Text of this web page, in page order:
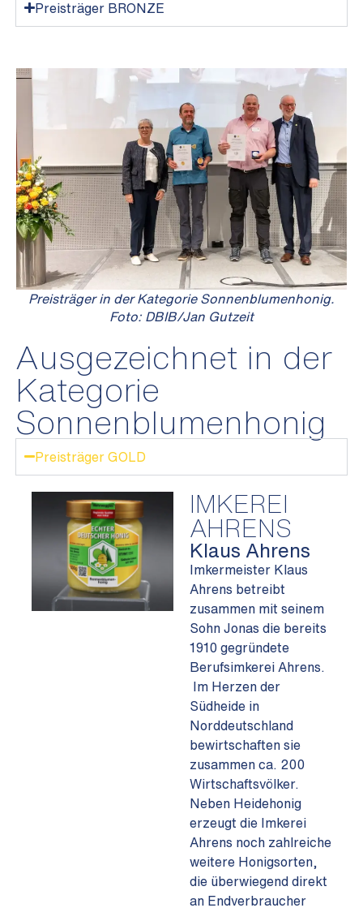
Preisträger BRONZE
Preisträger in der Kategorie Sonnenblumenhonig.
Foto: DBIB/Jan Gutzeit
Ausgezeichnet in der
Kategorie
Sonnenblumenhonig
Preisträger GOLD
IMKEREI
AHRENS
Klaus Ahrens
Imkermeister Klaus
Ahrens betreibt
zusammen mit seinem
Sohn Jonas die bereits
1910 gegründete
Berufsimkerei Ahrens.
Im Herzen der
Südheide in
Norddeutschland
bewirtschaften sie
zusammen ca. 200
Wirtschaftsvölker.
Neben Heidehonig
erzeugt die Imkerei
Ahrens noch zahlreiche
weitere Honigsorten,
die überwiegend direkt
an Endverbraucher